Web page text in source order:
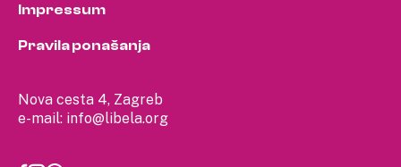
Nova cesta 4, Zagreb
e-mail: info@libela.org
Impressum
Pravila ponašanja